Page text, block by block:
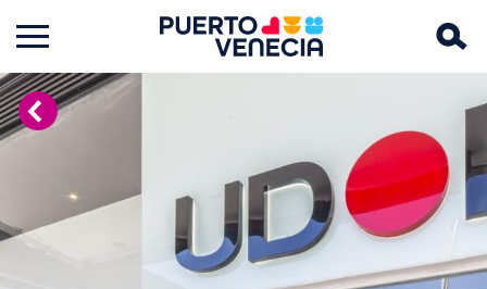
Imagen